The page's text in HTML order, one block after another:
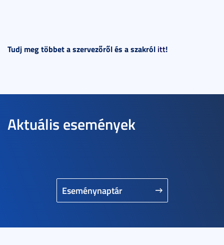
Tudj meg többet a szervezőről és a szakról itt!
Aktuális események
Eseménynaptár